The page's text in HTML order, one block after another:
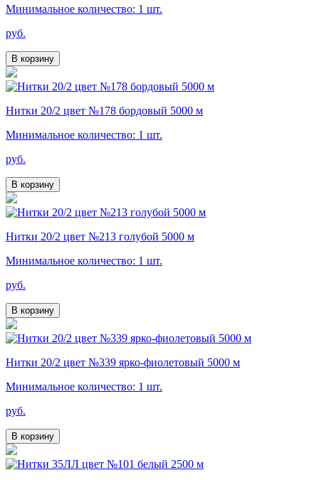
Минимальное количество: 1 шт.
руб.
В корзину
Нитки 20/2 цвет №178 бордовый 5000 м
Минимальное количество: 1 шт.
руб.
В корзину
Нитки 20/2 цвет №213 голубой 5000 м
Минимальное количество: 1 шт.
руб.
В корзину
Нитки 20/2 цвет №339 ярко-фиолетовый 5000 м
Минимальное количество: 1 шт.
руб.
В корзину